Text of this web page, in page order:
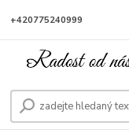
+420775240999